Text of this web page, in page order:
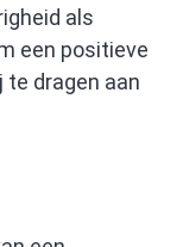
als
een positieve
te dragen aan